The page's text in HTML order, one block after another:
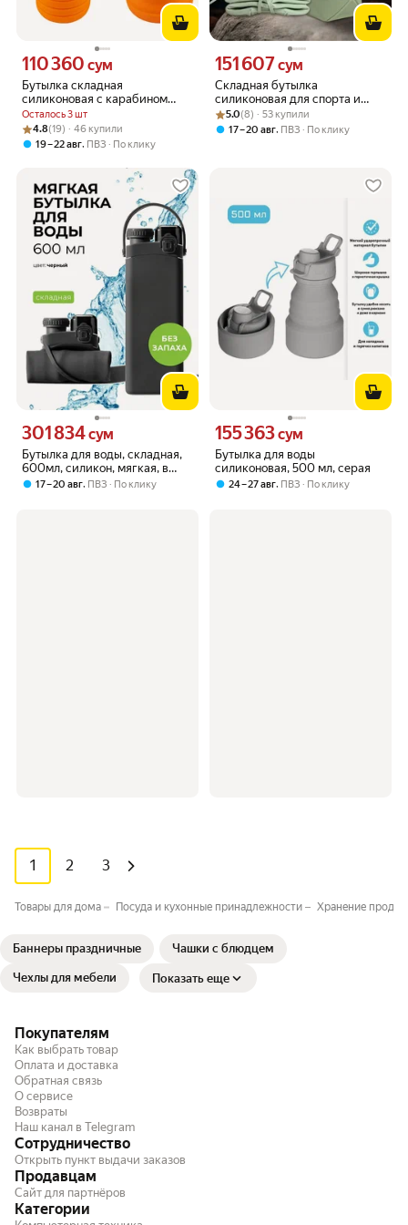
Бутылка складная
силиконовая с карабином
LEONORD LEO-01 (004748)
Осталось 3 шт
Цена 110360 сум вместо
110 360 сум
Рейтинг товара: 4.8 из 5
Оценок: (19) · 46 купили
4.8(19) · 46 купили
19 – 22 авг, ПВЗ По клику
Складная бутылка
силиконовая для спорта и
туризма 600 мл, зеленая
Цена 151607 сум вместо
151 607сум
Рейтинг товара: 5.0 из 5
Оценок: (8) · 53 купили
5.0(8) · 53 купили
17 – 20 авг, ПВЗ По клику
Бутылка для воды, складная,
600мл, силикон, мягкая, в
подарочной коробке
Цена 301834 сум вместо
301 834сум
17 – 20 авг, ПВЗ По клику
Бутылка для воды
силиконовая, 500 мл, серая
Цена 155363 сум вместо
155 363сум
24 – 27 авг, ПВЗ По клику
1 2 3
Товары для дома Посуда и кухонные принадлежности Хранение
Баннеры праздничные Чашки с блюдцем
Чехлы для мебели Показать еще
Покупателям
Как выбрать товар
Оплата и доставка
Обратная связь
О сервисе
Возвраты
Наш канал в Telegram
Сотрудничество
Открыть пункт выдачи заказов
Продавцам
Сайт для партнёров
Категории